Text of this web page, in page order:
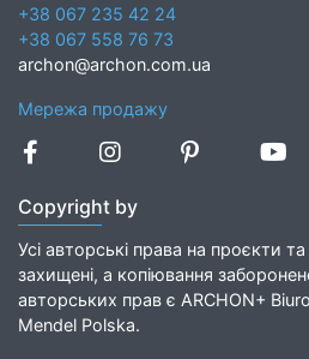
+38 067 235 42 24
+38 067 558 76 73
archon@archon.com.ua
Мережа продажу
Copyright by
Усі авторські права на проєкти та
захищені, а копіювання
авторських прав є ARCHON+
Mendel Polska.